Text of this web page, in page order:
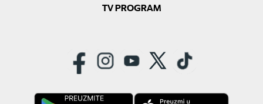
TV PROGRAM